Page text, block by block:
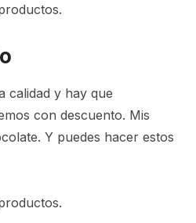
calidad y hay que
con descuento. Mis
Y puedes hacer estos